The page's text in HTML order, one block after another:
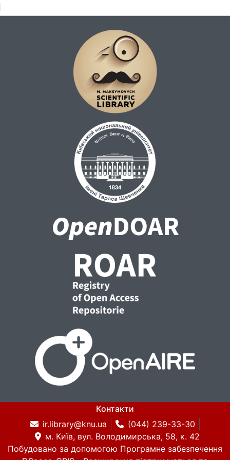
метод гарантованого стійкого розв'язку
моделі, у якій кожен горизонтальний шар
щільно упакований блоками, що мають
форму прямокутного паралелепіпеда та
різну й невідому щільність. Але цей метод
абсолютно не гарантує геологічної чи
фізичної відповідності отриманих
розв'язком ОЛЗГ значень щільності
кожного блоку моделі реальним
значенням щільності масивів гірських
порід. Р.В. Міненко розробив двоетапну
методику отримання стійкого та
змістовного розв'язку ОЛЗГ. За
додатковим рішенням з уточнюючими
ітераційними поправками після
ітераційного процесу на другому етапі у
всіх шарах моделі ми отримуємо розподіл
в аномальних тілах теоретичної моделі. Це
означає, що основною причиною
зменшення щільності у розв'язку ОЛЗГ з
глибиною на першому етапі є відсутність
управління розподілом нев'язки поля на
перетворенні її в ітераційні поправки для
всіх блоків моделі, які знаходяться під
точкою поля.
Контакти
ir.library@knu.ua
(044) 239-33-30
м. Київ, вул. Володимирська, 58, к. 42
Побудовано за допомогою Програмне забезпечення